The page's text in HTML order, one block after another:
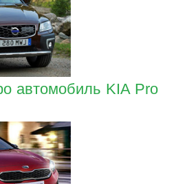
автомобиль KIA Pro